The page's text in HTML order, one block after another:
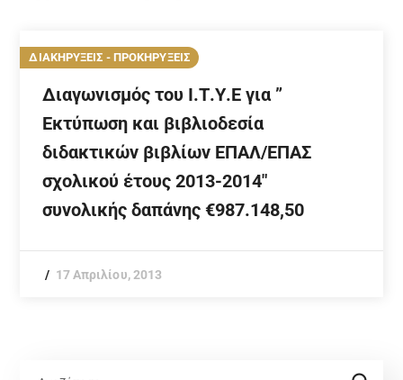
ΔΙΑΚΗΡΥΞΕΙΣ - ΠΡΟΚΗΡΥΞΕΙΣ
Διαγωνισμός του Ι.Τ.Υ.Ε για ”
Εκτύπωση και βιβλιοδεσία
διδακτικών βιβλίων ΕΠΑΛ/ΕΠΑΣ
σχολικού έτους 2013-2014″
συνολικής δαπάνης €987.148,50
17 Απριλίου, 2013